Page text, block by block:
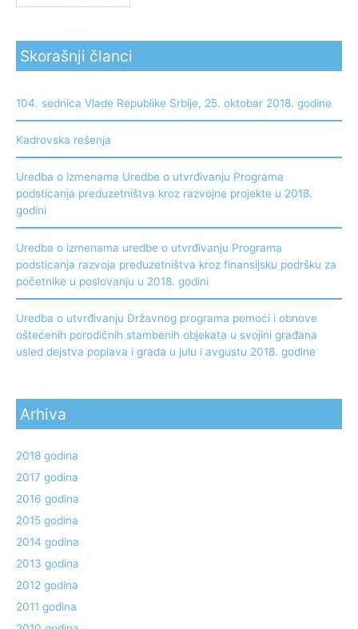
Skorašnji članci
104. sednica Vlade Republike Srbije, 25. oktobar 2018. godine
Kadrovska rešenja
Uredba o izmenama Uredbe o utvrđivanju Programa
podsticanja preduzetništva kroz razvojne projekte u 2018.
godini
Uredba o izmenama uredbe o utvrđivanju Programa
podsticanja razvoja preduzetništva kroz finansijsku podršku za
početnike u poslovanju u 2018. godini
Uredba o utvrđivanju Državnog programa pomoći i obnove
oštećenih porodičnih stambenih objekata u svojini građana
usled dejstva poplava i grada u julu i avgustu 2018. godine
Arhiva
2018 godina
2017 godina
2016 godina
2015 godina
2014 godina
2013 godina
2012 godina
2011 godina